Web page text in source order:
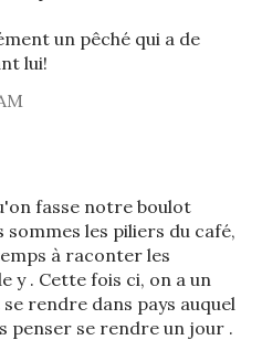
un pêché qui a de
lui!
fasse notre boulot
sommes les piliers du café,
à raconter les
y . Cette fois ci, on a un
rendre dans pays auquel
penser se rendre un jour .